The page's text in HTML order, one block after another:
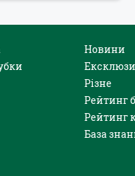
Новини
Різне
Рейтинг
Рейтинг
База